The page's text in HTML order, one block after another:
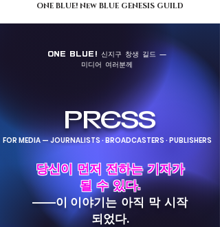
ONE BLUE! New BLUE GENESIS GUILD
ONE BLUE! 신지구 창생 길드 —
미디어 여러분께
PRESS
FOR MEDIA — JOURNALISTS · BROADCASTERS · PUBLISHERS
당신이 먼저 전하는 기자가
될 수 있다.
——이 이야기는 아직 막 시작
되었다.